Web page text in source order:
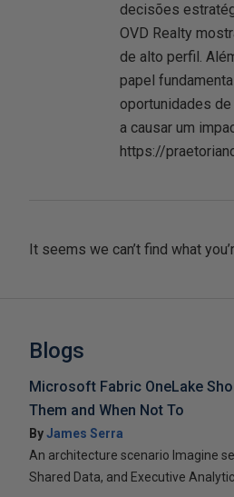
decisões
OVD Realty
de alto perfil.
papel
oportunidades
a causar um
https://
It seems we can’t find what
Blogs
Microsoft Fabric OneLake
Them and When Not To
ByJames Serra
An architecture scenario Imagine
Shared Data, and Executive